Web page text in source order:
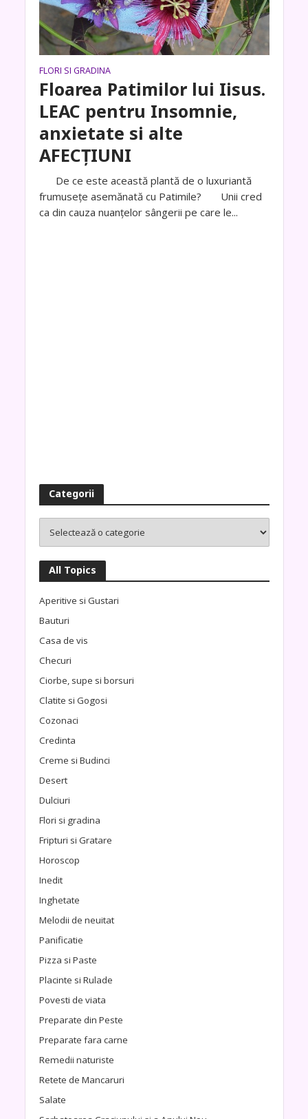
FLORI SI GRADINA
Floarea Patimilor lui Iisus.
LEAC pentru Insomnie,
anxietate si alte
AFECȚIUNI
De ce este această plantă de o luxuriantă
frumusețe asemănată cu Patimile? Unii cred
ca din cauza nuanțelor sângerii pe care le...
Categorii
All Topics
Aperitive si Gustari
Bauturi
Casa de vis
Checuri
Ciorbe, supe si borsuri
Clatite si Gogosi
Cozonaci
Credinta
Creme si Budinci
Desert
Dulciuri
Flori si gradina
Fripturi si Gratare
Horoscop
Inedit
Inghetate
Melodii de neuitat
Panificatie
Pizza si Paste
Placinte si Rulade
Povesti de viata
Preparate din Peste
Preparate fara carne
Remedii naturiste
Retete de Mancaruri
Salate